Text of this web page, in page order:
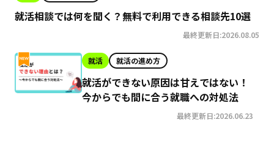
就活相談では何を聞く？無料で利用できる相談先10選
最終更新日:2026.08.05
就活 就活の進め方
就活ができない原因は甘えではない！
今からでも間に合う就職への対処法
最終更新日:2026.06.23